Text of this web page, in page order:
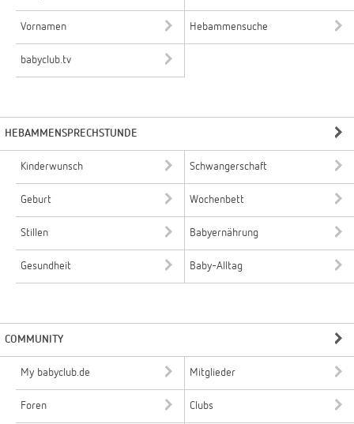
Vornamen Hebammensuche
babyclub.tv
HEBAMMENSPRECHSTUNDE
Kinderwunsch Schwangerschaft
Geburt Wochenbett
Stillen Babyernährung
Gesundheit Baby-Alltag
COMMUNITY
My babyclub.de Mitglieder
Foren Clubs